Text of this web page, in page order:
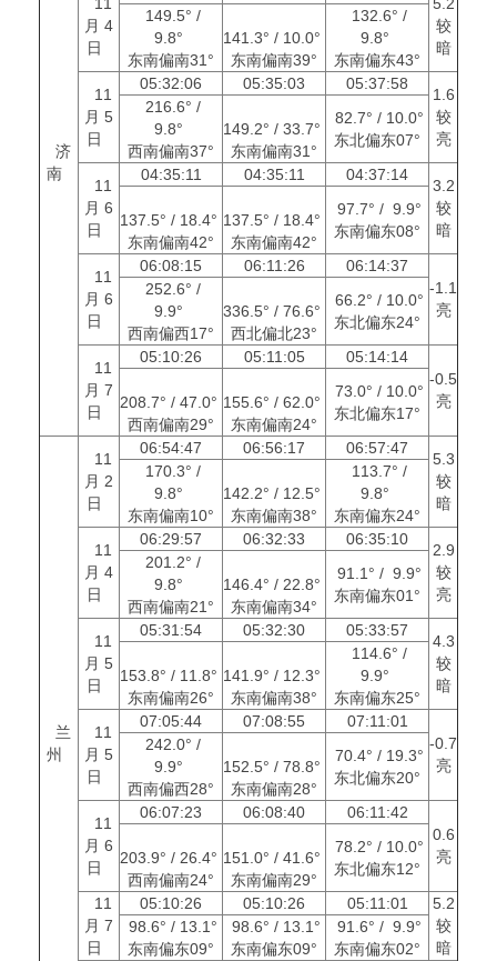
济
南
月 4
日
较
暗
149.5° /
9.8°
东南偏南31°
141.3° / 10.0°
东南偏南39°
132.6° /
9.8°
东南偏东43°
11
月 5
日
05:32:06 05:35:03 05:37:58
1.6
较
亮
216.6° /
9.8°
西南偏南37°
149.2° / 33.7°
东南偏南31°
82.7° / 10.0°
东北偏东07°
11
月 6
日
04:35:11 04:35:11 04:37:14
3.2
较
暗
137.5° / 18.4°
东南偏南42°
137.5° / 18.4°
东南偏南42°
97.7° / 9.9°
东南偏东08°
11
月 6
日
06:08:15 06:11:26
06:14:37
-1.1
亮
252.6° /
9.9°
西南偏西17°
336.5° / 76.6°
西北偏北23°
66.2° / 10.0°
东北偏东24°
11
月 7
日
05:10:26 05:11:05
05:14:14
-0.5
亮
208.7° / 47.0°
西南偏南29°
155.6° / 62.0°
东南偏南24°
73.0° / 10.0°
东北偏东17°
兰
州
11
月 2
日
06:54:47 06:56:17 06:57:47
5.3
较
暗
170.3° /
9.8°
东南偏南10°
142.2° / 12.5°
东南偏南38°
113.7° /
9.8°
东南偏东24°
11
月 4
日
06:29:57 06:32:33 06:35:10
2.9
较
亮
201.2° /
9.8°
西南偏南21°
146.4° / 22.8°
东南偏南34°
91.1° / 9.9°
东南偏东01°
11
月 5
日
05:31:54 05:32:30 05:33:57
4.3
较
暗
153.8° / 11.8°
东南偏南26°
141.9° / 12.3°
东南偏南38°
114.6° /
9.9°
东南偏东25°
11
月 5
日
07:05:44 07:08:55
07:11:01
-0.7
亮
242.0° /
9.9°
西南偏西28°
152.5° / 78.8°
东南偏南28°
70.4° / 19.3°
东北偏东20°
11
月 6
日
06:07:23 06:08:40
06:11:42
0.6
亮
203.9° / 26.4°
西南偏南24°
151.0° / 41.6°
东南偏南29°
78.2° / 10.0°
东北偏东12°
11
月 7
日
05:10:26 05:10:26 05:11:01
5.2
较
暗
98.6° / 13.1°
东南偏东09°
98.6° / 13.1°
东南偏东09°
91.6° / 9.9°
东南偏东02°